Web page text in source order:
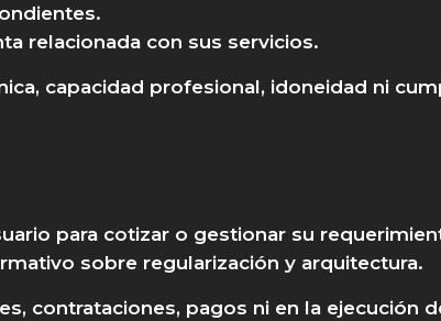
relacionada con sus servicios.
capacidad profesional, idoneidad ni
para cotizar o gestionar su
sobre regularización y arquitectura.
contrataciones, pagos ni en la ejecución